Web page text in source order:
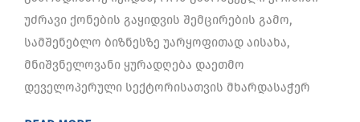
უძრავი ქონების გაყიდვის შემცირების გამო,
სამშენებლო ბიზნესზე უარყოფითად აისახა,
მნიშვნელოვანი ყურადღება დაეთმო
დეველოპერული სექტორისათვის მხარდასაჭერ